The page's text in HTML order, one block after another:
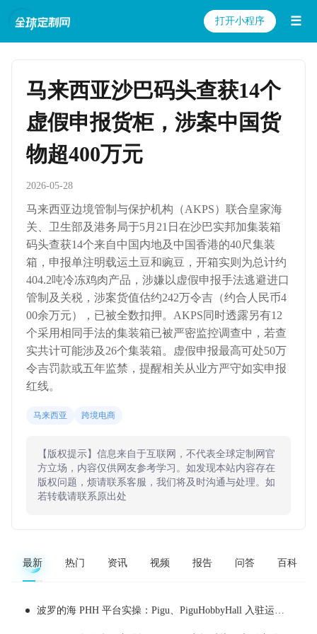
打开小程序 ☰
马来西亚沙巴码头查获14个
虚假申报货柜，涉案中国货
物超400万元
2026-05-28
马来西亚边境管制与保护机构（AKPS）联合皇家海
关、卫生部及港务局于5月21日在沙巴实邦加集装箱
码头查获14个来自中国内地及中国香港的40尺集装
箱，申报单注明载运土豆和豌豆，开箱实则为总计约
404.2吨冷冻鸡肉产品，涉嫌以虚假申报手法逃避进口
管制及关税，涉案货值估约242万令吉（约合人民币4
00余万元），已被全数扣押。AKPS同时透露另有12
个采用相同手法的集装箱已被严密监控调查中，若查
实共计可能涉及26个集装箱。虚假申报最高可处50万
令吉罚款或五年监禁，提醒相关从业方严守如实申报
红线。
马来西亚 跨境电商
【版权提示】信息来自于互联网，不代表全球定制网官
方立场，内容仅供网友参考学习。如发现本站内容存在
版权问题，烦请联系客服，我们将及时沟通与处理。如
若转载请联系原出处
最新 热门 资讯 视频 报告 问答 百科
波罗的海 PHH 平台实操：Pigu、PiguHobbyHall 入驻运营全解析